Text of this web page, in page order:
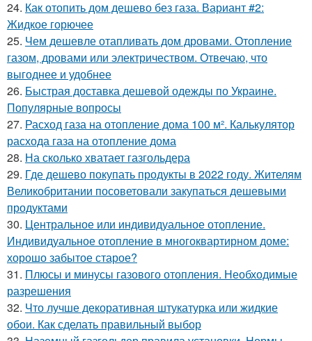
24. Как отопить дом дешево без газа. Вариант #2:
Жидкое горючее
25. Чем дешевле отапливать дом дровами. Отопление
газом, дровами или электричеством. Отвечаю, что
выгоднее и удобнее
26. Быстрая доставка дешевой одежды по Украине.
Популярные вопросы
27. Расход газа на отопление дома 100 м². Калькулятор
расхода газа на отопление дома
28. На сколько хватает газгольдера
29. Где дешево покупать продукты в 2022 году. Жителям
Великобритании посоветовали закупаться дешевыми
продуктами
30. Центральное или индивидуальное отопление.
Индивидуальное отопление в многоквартирном доме:
хорошо забытое старое?
31. Плюсы и минусы газового отопления. Необходимые
разрешения
32. Что лучше декоративная штукатурка или жидкие
обои. Как сделать правильный выбор